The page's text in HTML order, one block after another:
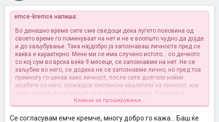
emce-kremce напиша:
Во денешно време сите сме сведоци дека луѓето половина од
своето време го поминуваат на нет и не е воопшто чудно да дојде
и до заљубување. Така најдобро ја запознаваш личноста пред се
каква е карактерно. Мене ми се има случено истото... со дечкото
со кој сум во врска веќе 9 месеци, се запознавме на нет. Не се
заљубив во него, се додека не се запознавме лично, но пред тоа
премногу го ценев како личност, после сите долгооо ноќни
муабети со него, пронајдов вистински квалитети на личност, кои
ретко можев да ги најдам сите во една личност. Љубовта е
случајна и може да ја најдеш секаде, дури и на нет
Кликни за проширување...
Се согласувам емче кремче, многу добро го кажа... Баш ќе